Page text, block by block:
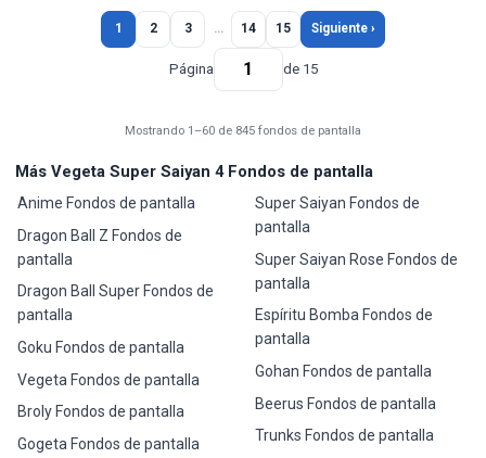
1 2 3 … 14 15 Siguiente ›
Página de 15
Mostrando 1–60 de 845 fondos de pantalla
Más Vegeta Super Saiyan 4 Fondos de pantalla
Anime Fondos de pantalla
Dragon Ball Z Fondos de
pantalla
Dragon Ball Super Fondos de
pantalla
Goku Fondos de pantalla
Vegeta Fondos de pantalla
Broly Fondos de pantalla
Gogeta Fondos de pantalla
Super Saiyan Fondos de
pantalla
Super Saiyan Rose Fondos de
pantalla
Espíritu Bomba Fondos de
pantalla
Gohan Fondos de pantalla
Beerus Fondos de pantalla
Trunks Fondos de pantalla